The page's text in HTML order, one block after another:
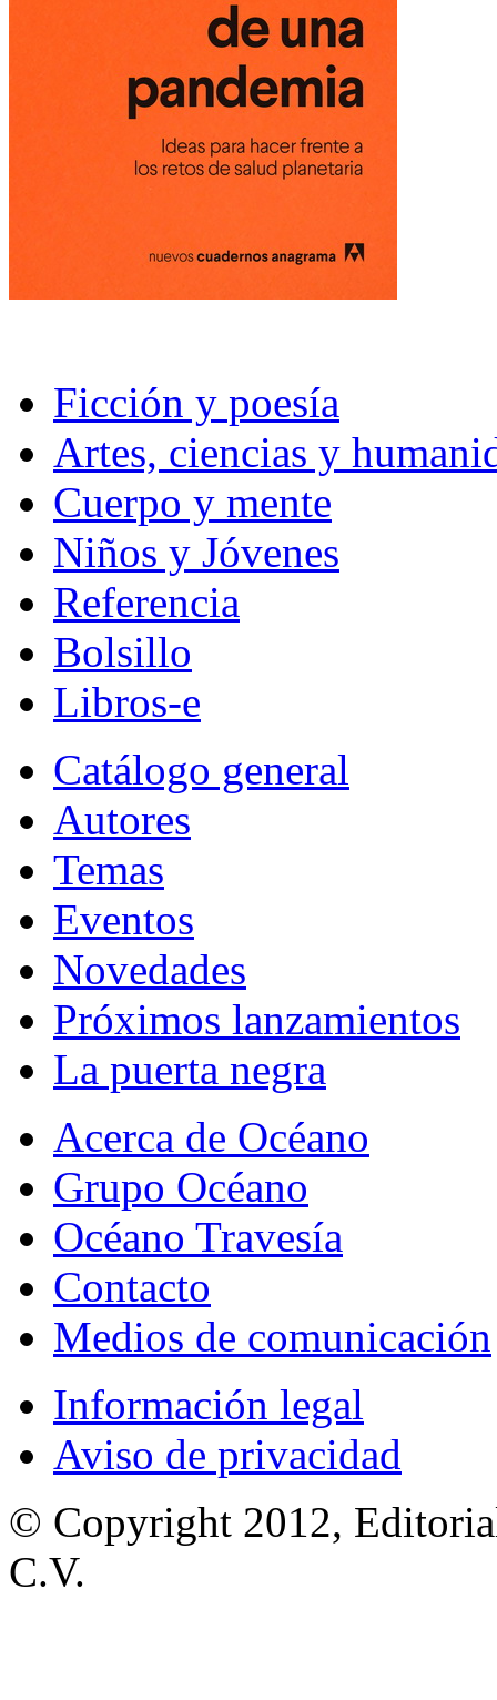
Ficción y poesía
Artes, ciencias y
Cuerpo y mente
Niños y Jóvenes
Referencia
Bolsillo
Libros-e
Catálogo general
Autores
Temas
Eventos
Novedades
Próximos lanzamientos
La puerta negra
Acerca de Océano
Grupo Océano
Océano Travesía
Contacto
Medios de comunicación
Información legal
Aviso de privacidad
© Copyright 2012,
C.V.